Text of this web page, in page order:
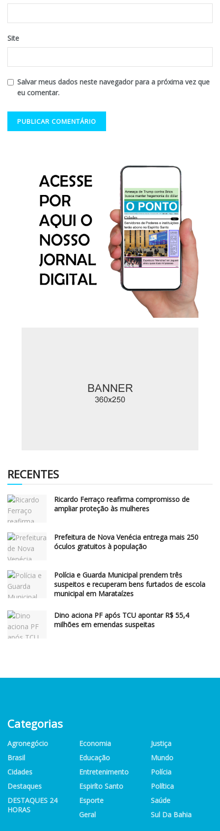
Site
Salvar meus dados neste navegador para a próxima vez que
eu comentar.
RECENTES
Ricardo Ferraço reafirma compromisso de
ampliar proteção às mulheres
Prefeitura de Nova Venécia entrega mais 250
óculos gratuitos à população
Polícia e Guarda Municipal prendem três
suspeitos e recuperam bens furtados de escola
municipal em Marataízes
Dino aciona PF após TCU apontar R$ 55,4
milhões em emendas suspeitas
Categorias
Agronegócio
Brasil
Cidades
Destaques
DESTAQUES 24
HORAS
Economia
Educação
Entretenimento
Espiríto Santo
Esporte
Geral
Justiça
Mundo
Polícia
Política
Saúde
Sul Da Bahia